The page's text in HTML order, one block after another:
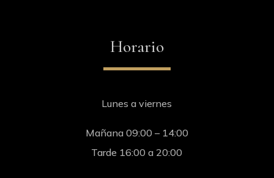
Horario
Lunes a viernes
Mañana 09:00 – 14:00
Tarde 16:00 a 20:00